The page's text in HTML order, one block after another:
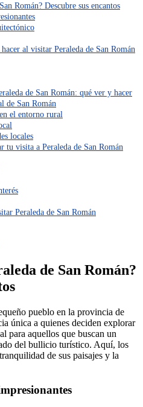
Román? Descubre sus encantos
al visitar Peraleda de San Román
de San Román: qué ver y hacer
de San Román
el entorno rural
locales
tu visita a Peraleda de San Román
Peraleda de San Román
de San Román?
pueblo en la provincia de
única a quienes deciden explorar
para aquellos que buscan un
del bullicio turístico. Aquí, los
de sus paisajes y la